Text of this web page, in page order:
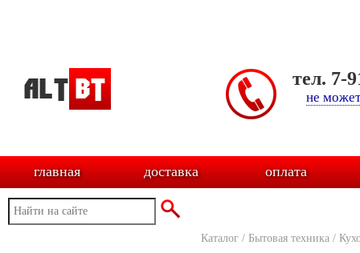
тел. 7-
не
главная доставка оплата
Каталог / Бытовая техника /